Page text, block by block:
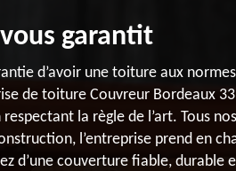
garantit
d’avoir une toiture aux
de toiture Couvreur Bordeaux
la règle de l’art. Tous
l’entreprise prend en
d’une couverture fiable, durable